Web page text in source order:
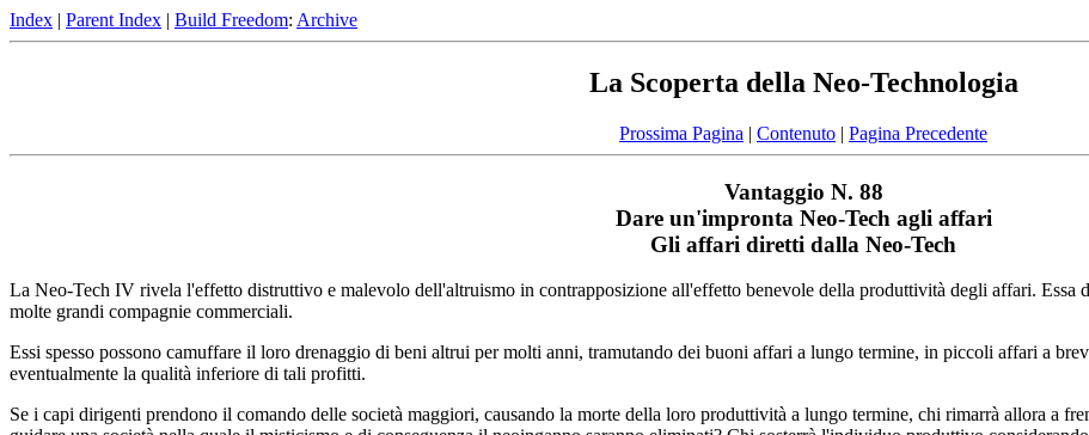
Index | Parent Index | Build Freedom: Archive
La Scoperta della Neo-Technologia
Prossima Pagina | Contenuto | Pagina Precedente
Vantaggio N. 88
Dare un'impronta Neo-Tech agli affari
Gli affari diretti dalla Neo-Tech
La Neo-Tech IV rivela l'effetto distruttivo e malevolo dell'altruismo in contrapposizione all'effetto benevole della produttività degli affari. Essa
molte grandi compagnie commerciali.
Essi spesso possono camuffare il loro drenaggio di beni altrui per molti anni, tramutando dei buoni affari a lungo termine, in piccoli affari a
eventualmente la qualità inferiore di tali profitti.
Se i capi dirigenti prendono il comando delle società maggiori, causando la morte della loro produttività a lungo termine, chi rimarrà allora a